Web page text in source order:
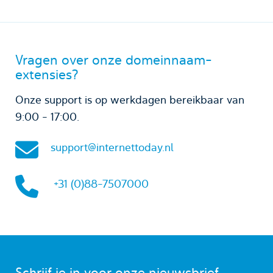
Vragen over onze domeinnaam-
extensies?
Onze support is op werkdagen bereikbaar van
9:00 - 17:00.
support@internettoday.nl
+31 (0)88-7507000